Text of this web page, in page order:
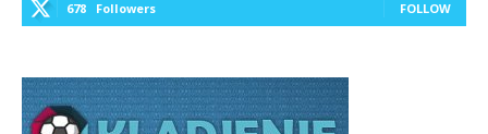
678 Followers FOLLOW